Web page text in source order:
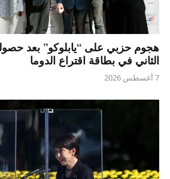
هجوم حزبي على “يابلوكو” بعد
الثاني في بطاقة اقتراع الدوما
7 أغسطس 2026